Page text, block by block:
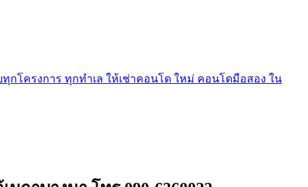
โครงการ ทุกทำเล ให้เช่าคอนโด ใหม่ คอนโดมือสอง ใน